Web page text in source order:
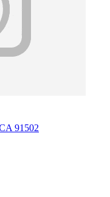
91502